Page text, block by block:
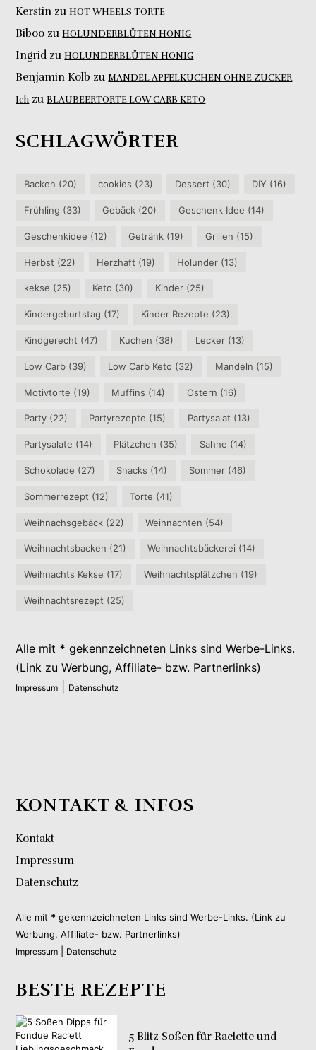
Kerstin zuHOT WHEELS TORTE
Biboo zuHOLUNDERBLÜTEN HONIG
IngridzuHOLUNDERBLÜTEN HONIG
Benjamin Kolb zuMANDEL APFELKUCHEN OHNE ZUCKER
Ich zuBLAUBEERTORTE LOW CARB KETO
SCHLAGWÖRTER
Backen (20) cookies (23) Dessert (30) DIY (16)
Frühling (33) Gebäck (20) Geschenk Idee (14)
Geschenkidee (12) Getränk (19) Grillen (15)
Herbst (22) Herzhaft (19) Holunder(13)
kekse (25) Keto (30) Kinder(25)
Kindergeburtstag (17) Kinder Rezepte (23)
Kindgerecht (47) Kuchen (38) Lecker(13)
Low Carb (39) Low Carb Keto (32) Mandeln (15)
Motivtorte (19) Muffins (14) Ostern (16)
Party (22) Partyrezepte (15) Partysalat (13)
Partysalate (14) Plätzchen (35) Sahne (14)
Schokolade (27) Snacks (14) Sommer(46)
Sommerrezept (12) Torte (41)
Weihnachsgebäck (22) Weihnachten (54)
Weihnachtsbacken (21) Weihnachtsbäckerei (14)
Weihnachts Kekse (17) Weihnachtsplätzchen (19)
Weihnachtsrezept (25)
Alle mit * gekennzeichneten Links sind Werbe-Links.
(Link zu Werbung, Affiliate- bzw. Partnerlinks)
Impressum Datenschutz
KONTAKT & INFOS
Kontakt
Impressum
Datenschutz
Alle mit * gekennzeichneten Links sind Werbe-Links. (Link zu
Werbung, Affiliate- bzw. Partnerlinks)
Impressum Datenschutz
BESTE REZEPTE
5 Blitz Soßen für Raclette und